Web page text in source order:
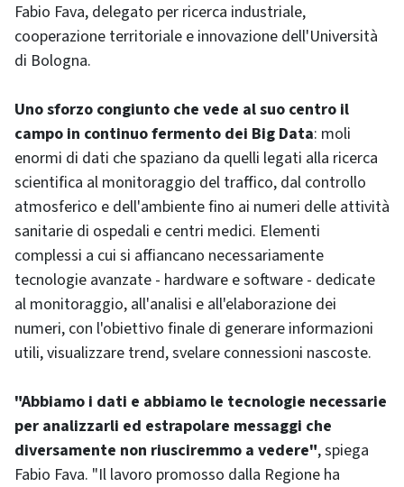
Fabio Fava, delegato per ricerca industriale,
cooperazione territoriale e innovazione dell'Università
di Bologna.
Uno sforzo congiunto che vede al suo centro il
campo in continuo fermento dei Big Data: moli
enormi di dati che spaziano da quelli legati alla ricerca
scientifica al monitoraggio del traffico, dal controllo
atmosferico e dell'ambiente fino ai numeri delle attività
sanitarie di ospedali e centri medici. Elementi
complessi a cui si affiancano necessariamente
tecnologie avanzate - hardware e software - dedicate
al monitoraggio, all'analisi e all'elaborazione dei
numeri, con l'obiettivo finale di generare informazioni
utili, visualizzare trend, svelare connessioni nascoste.
"Abbiamo i dati e abbiamo le tecnologie necessarie
per analizzarli ed estrapolare messaggi che
diversamente non riusciremmo a vedere", spiega
Fabio Fava. "Il lavoro promosso dalla Regione ha